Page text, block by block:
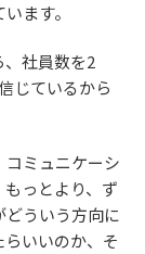
ます。
、社員数を2
じているから
ミュニケーシ
っとより、ず
どういう方向に
いいのか、そ